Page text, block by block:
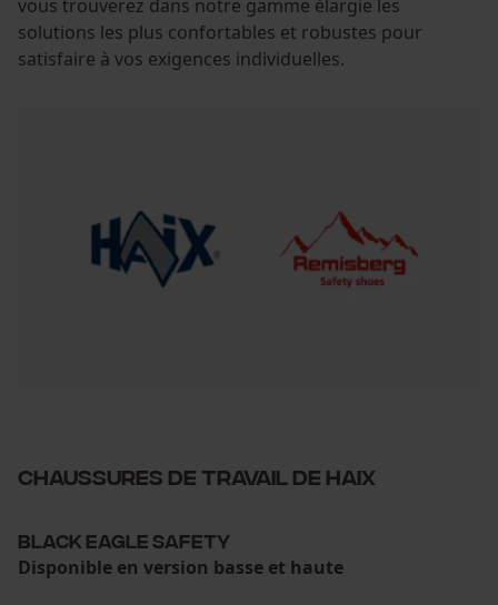
vous trouverez dans notre gamme élargie les
solutions les plus confortables et robustes pour
satisfaire à vos exigences individuelles.
Chaussures de travail de HAIX
Black Eagle Safety
Disponible en version basse et haute